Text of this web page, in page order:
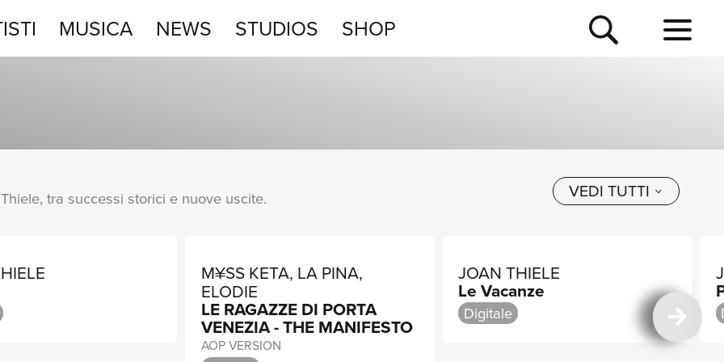
MUSICA NEWS STUDIOS SHOP
tra successi storici e nuove uscite. VEDI TUTTI
M¥SS KETA, LA PINA,
ELODIE
LE RAGAZZE DI PORTA
VENEZIA - THE MANIFESTO
AOP VERSION
JOAN THIELE
Le Vacanze
Digitale
STUDIOS
SHOP
TOUR